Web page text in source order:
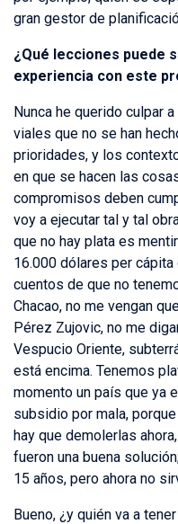
gran gestor de
¿Qué lecciones puede
experiencia con este
Nunca he querido culpar
viales que no se han
prioridades, y los
en que se hacen las
compromisos deben
voy a ejecutar tal y tal
que no hay plata es
16.000 dólares per
cuentos de que no
Chacao, no me vengan
Pérez Zujovic, no me
Vespucio Oriente,
está encima. Tenemos
momento un país que ya
subsidio por mala,
hay que demolerlas
fueron una buena
15 años, pero ahora no
Bueno, ¿y quién va a